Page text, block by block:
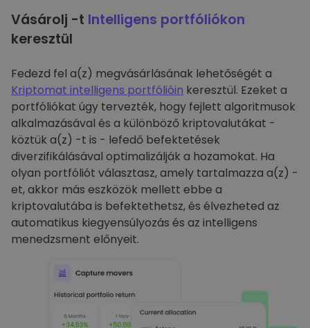
Vásárolj -t Intelligens portfóliókon
keresztül
Fedezd fel a(z) megvásárlásának lehetőségét a
Kriptomat intelligens portfólióin keresztül. Ezeket a
portfóliókat úgy tervezték, hogy fejlett algoritmusok
alkalmazásával és a különböző kriptovalutákat -
köztük a(z) -t is - lefedő befektetések
diverzifikálásával optimalizálják a hozamokat. Ha
olyan portfóliót választasz, amely tartalmazza a(z) -
et, akkor más eszközök mellett ebbe a
kriptovalutába is befektethetsz, és élvezheted az
automatikus kiegyensúlyozás és az intelligens
menedzsment előnyeit.